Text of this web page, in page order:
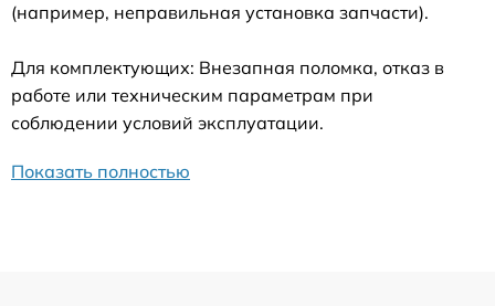
(например, неправильная установка запчасти).
Для комплектующих: Внезапная поломка, отказ в
работе или техническим параметрам при
соблюдении условий эксплуатации.
Показать полностью